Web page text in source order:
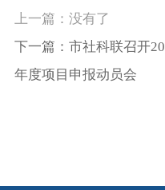
上一篇：没有了
下一篇：市社科联召开
年度项目申报动员会